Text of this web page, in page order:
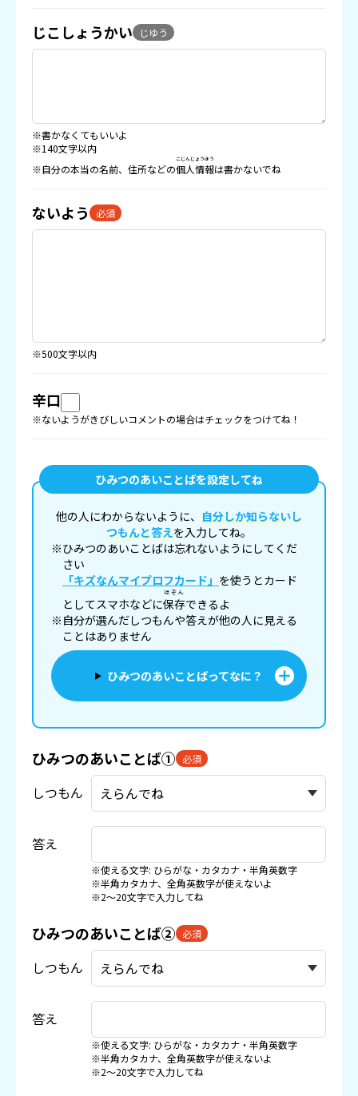
じこしょうかい じゆう
※書かなくてもいいよ
※140文字以内
※自分の本当の名前、住所などの個人情報
こじんじょうほう
は書かないでね
ないよう 必須
※500文字以内
辛口
※ないようがきびしいコメントの場合はチェックをつけてね！
ひみつのあいことばを設定してね
他の人にわからないように、 自分しか知らないし
つもんと答えを入力してね。
※ひみつのあいことばは忘れないようにしてくだ
さい
「キズなんマイプロフカード」 を使うとカード
としてスマホなどに保存
ほぞん
できるよ
※自分が選んだしつもんや答えが他の人に見える
ことはありません
ひみつのあいことばってなに？
ひみつのあいことば① 必須
しつもん
答え
※使える文字: ひらがな・カタカナ・半角英数字
※半角カタカナ、全角英数字が使えないよ
※2〜20文字で入力してね
ひみつのあいことば② 必須
しつもん
答え
※使える文字: ひらがな・カタカナ・半角英数字
※半角カタカナ、全角英数字が使えないよ
※2〜20文字で入力してね